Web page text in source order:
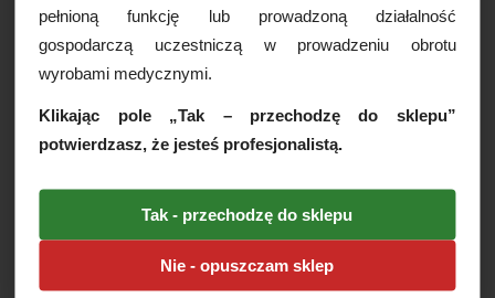
Kurier GLS pobraniowy 24,99 zł brutto
Kurier DPD
Kurier DPD pobraniowy
Ręcznik fryzjerski Eccellente 1000 listków
(26cmx240m) 2W - celulozowy, 1 rol.
Ręcznik papierowy - dwuwarstwowy, wykonany z
najwyższej jakości celulozy, dzięki czemu jest
wytrzymały, miękki oraz nie pyli.
Papier cechuje się maksymalną chłonnością oraz
używa się wybielających chemikaliów.
Ręcznik znajdzie swoje zastosowanie w
gospodarstwach domowych, firmach i miejscach
użyteczności publicznej o wysokim standardzie.
To także idealny wybór dla takich miejsc jak: szpitale,
gabinety lekarskie, laboratoria, zakłady produkcyjne i
pełnioną funkcję lub prowadzoną działalność
gospodarczą uczestniczą w prowadzeniu obrotu
wyrobami medycznymi.
Klikając pole „Tak – przechodzę do sklepu”
potwierdzasz, że jesteś profesjonalistą.
Tak - przechodzę do sklepu
Nie - opuszczam sklep